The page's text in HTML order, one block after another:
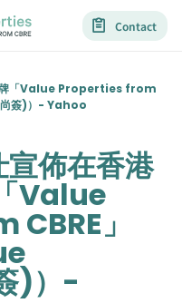
Contact
牌「Value Properties from
簽)）- Yahoo
佈在香港
Value
」
)）-